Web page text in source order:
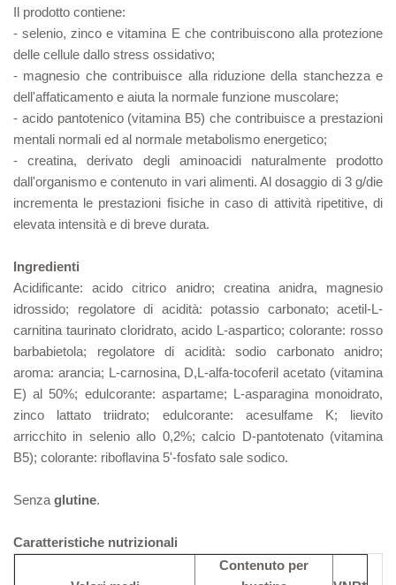
Il prodotto contiene:
- selenio, zinco e vitamina E che contribuiscono alla protezione
delle cellule dallo stress ossidativo;
- magnesio che contribuisce alla riduzione della stanchezza e
dell'affaticamento e aiuta la normale funzione muscolare;
- acido pantotenico (vitamina B5) che contribuisce a prestazioni
mentali normali ed al normale metabolismo energetico;
- creatina, derivato degli aminoacidi naturalmente prodotto
dall'organismo e contenuto in vari alimenti. Al dosaggio di 3 g/die
incrementa le prestazioni fisiche in caso di attività ripetitive, di
elevata intensità e di breve durata.
Ingredienti
Acidificante: acido citrico anidro; creatina anidra, magnesio
idrossido; regolatore di acidità: potassio carbonato; acetil-L-
carnitina taurinato cloridrato, acido L-aspartico; colorante: rosso
barbabietola; regolatore di acidità: sodio carbonato anidro;
aroma: arancia; L-carnosina, D,L-alfa-tocoferil acetato (vitamina
E) al 50%; edulcorante: aspartame; L-asparagina monoidrato,
zinco lattato triidrato; edulcorante: acesulfame K; lievito
arricchito in selenio allo 0,2%; calcio D-pantotenato (vitamina
B5); colorante: riboflavina 5'-fosfato sale sodico.
Senza glutine.
Caratteristiche nutrizionali
Contenuto per